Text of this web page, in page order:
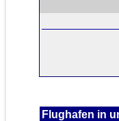
Flughafen in